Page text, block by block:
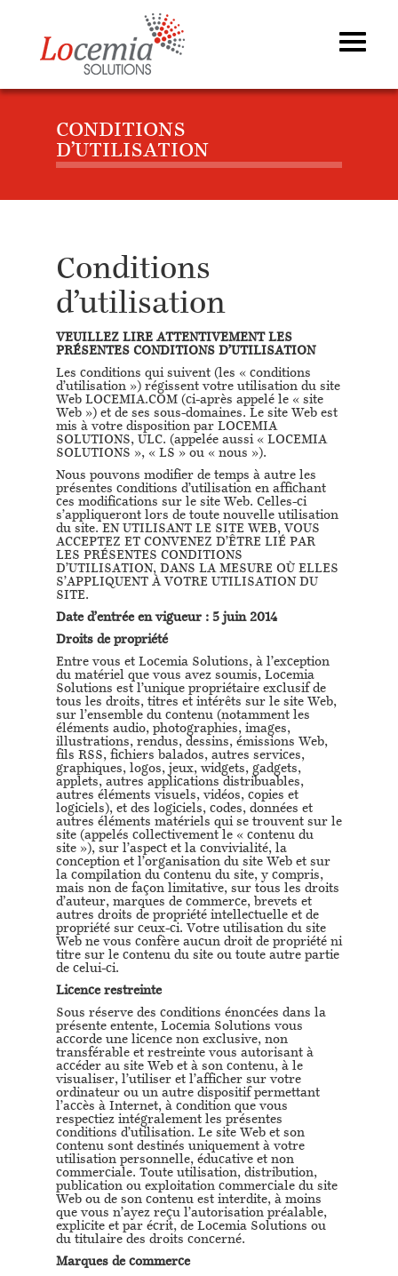
CONDITIONS
D’UTILISATION
Conditions
d’utilisation
VEUILLEZ LIRE ATTENTIVEMENT LES
PRÉSENTES CONDITIONS D’UTILISATION
Les conditions qui suivent (les « conditions
d’utilisation ») régissent votre utilisation du site
Web LOCEMIA.COM (ci-après appelé le « site
Web ») et de ses sous-domaines. Le site Web est
mis à votre disposition par LOCEMIA
SOLUTIONS, ULC. (appelée aussi « LOCEMIA
SOLUTIONS », « LS » ou « nous »).
Nous pouvons modifier de temps à autre les
présentes conditions d’utilisation en affichant
ces modifications sur le site Web. Celles-ci
s’appliqueront lors de toute nouvelle utilisation
du site. EN UTILISANT LE SITE WEB, VOUS
ACCEPTEZ ET CONVENEZ D’ÊTRE LIÉ PAR
LES PRÉSENTES CONDITIONS
D’UTILISATION, DANS LA MESURE OÙ ELLES
S’APPLIQUENT À VOTRE UTILISATION DU
SITE.
Date d’entrée en vigueur : 5 juin 2014
Droits de propriété
Entre vous et Locemia Solutions, à l’exception
du matériel que vous avez soumis, Locemia
Solutions est l’unique propriétaire exclusif de
tous les droits, titres et intérêts sur le site Web,
sur l’ensemble du contenu (notamment les
éléments audio, photographies, images,
illustrations, rendus, dessins, émissions Web,
fils RSS, fichiers balados, autres services,
graphiques, logos, jeux, widgets, gadgets,
applets, autres applications distribuables,
autres éléments visuels, vidéos, copies et
logiciels), et des logiciels, codes, données et
autres éléments matériels qui se trouvent sur le
site (appelés collectivement le « contenu du
site »), sur l’aspect et la convivialité, la
conception et l’organisation du site Web et sur
la compilation du contenu du site, y compris,
mais non de façon limitative, sur tous les droits
d’auteur, marques de commerce, brevets et
autres droits de propriété intellectuelle et de
propriété sur ceux-ci. Votre utilisation du site
Web ne vous confère aucun droit de propriété ni
titre sur le contenu du site ou toute autre partie
de celui-ci.
Licence restreinte
Sous réserve des conditions énoncées dans la
présente entente, Locemia Solutions vous
accorde une licence non exclusive, non
transférable et restreinte vous autorisant à
accéder au site Web et à son contenu, à le
visualiser, l’utiliser et l’afficher sur votre
ordinateur ou un autre dispositif permettant
l’accès à Internet, à condition que vous
respectiez intégralement les présentes
conditions d’utilisation. Le site Web et son
contenu sont destinés uniquement à votre
utilisation personnelle, éducative et non
commerciale. Toute utilisation, distribution,
publication ou exploitation commerciale du site
Web ou de son contenu est interdite, à moins
que vous n’ayez reçu l’autorisation préalable,
explicite et par écrit, de Locemia Solutions ou
du titulaire des droits concerné.
Marques de commerce